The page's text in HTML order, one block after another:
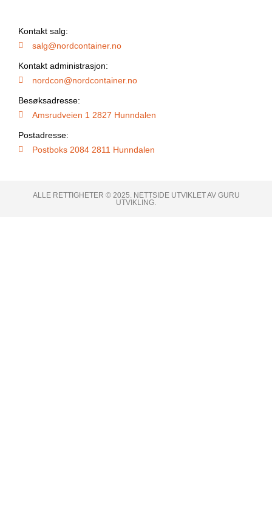
Kontakt salg:
salg@nordcontainer.no
Kontakt administrasjon:
nordcon@nordcontainer.no
Besøksadresse:
Amsrudveien 1 2827 Hunndalen
Postadresse:
Postboks 2084 2811 Hunndalen
ALLE RETTIGHETER © 2025. NETTSIDE UTVIKLET AV GURU
UTVIKLING.